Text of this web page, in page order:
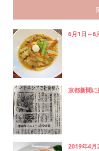
6月1日～6
京都新聞に
2019年4月